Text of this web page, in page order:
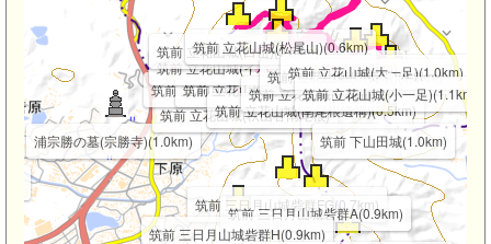
浦宗勝の墓(宗勝寺)(1.0km)
筑前 立花山城(秋山谷南尾根)
筑前 立花山城(大つぶら)(0.2km)
筑前 立花山城(小つぶら)(0.3km)
筑前 立花山城(イバノヲ・大タヲ)(0.4km)
筑前 立花山城(南尾根遺構)(0.5km)
筑前 立花山城(白岳)(0.5km)
筑前 立花山城(0.5km)
筑前 立花山城(松尾山)(0.6km)
筑前 三日月山城砦群FG(0.7km)
筑前 立花山城(馬責場)(0.8km)
筑前 三日月山城砦群A(0.9km)
筑前 三日月山城砦群H(0.9km)
筑前 立花山城(大一足)(1.0km)
筑前 下山田城(1.0km)
筑前 立花山城(小一足)(1.1km)